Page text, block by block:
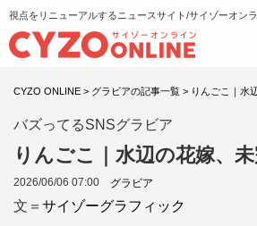
視点をリニューアルするニュースサイト/サイゾーオン
CYZO ONLINE > グラビアの記事一覧 > りんごこ｜水
バズってるSNSグラビア
りんごこ｜水辺の花嫁、
2026/06/06 07:00 グラビア
文＝ サイゾーグラフィック